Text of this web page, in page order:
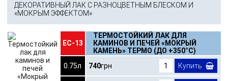
ДЕКОРАТИВНЫЙ ЛАК С РАЗНОЦВЕТНЫМ БЛЕСКОМ И
«МОКРЫМ ЭФФЕКТОМ»
ЕС-13
ТЕРМОСТОЙКИЙ ЛАК ДЛЯ
КАМИНОВ И ПЕЧЕЙ «МОКРЫЙ
КАМЕНЬ» ТЕРМО (ДО +350°С)
0.75л
740грн Купить